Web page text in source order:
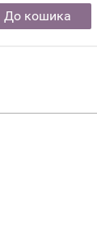
До кошика